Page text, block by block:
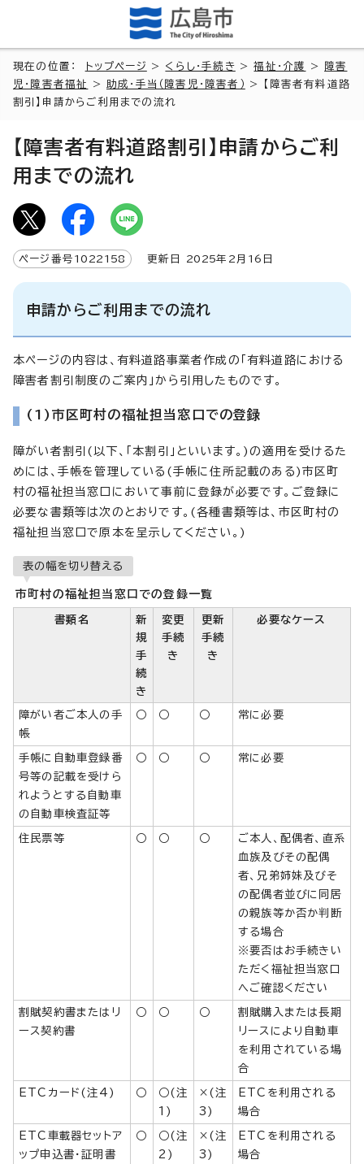
現在の位置： トップページ > くらし・手続き >福祉・介護 >
障害
児・障害者福祉
> 助成・手当（障害児・障害者）
> 【障害者有料道路
割引】申請からご利用までの流れ
【障害者有料道路割引】申請からご利
用までの流れ
ページ番号 1022158 更新日 2025年2月 16 日
申請からご利用までの流れ
本ページの内容は、有料道路事業者作成の「有料道路における
障害者割引制度のご案内」から引用したものです。
(1)市区町村の福祉担当窓口での登録
障がい者割引(以下、「本割引」といいます。)の適用を受けるた
めには、手帳を管理している(手帳に住所記載のある)市区町
村の福祉担当窓口において事前に登録が必要です。ご登録に
必要な書類等は次のとおりです。(各種書類等は、市区町村の
福祉担当窓口で原本を呈示してください。)
表の幅を切り替える
市町村の福祉担当窓口での登録一覧
書類名
新
規
手
続
き
変更
手続
き
更新
手続
き
必要なケース
障がい者ご本人の手
帳
○ ○ ○ 常に必要
手帳に自動車登録番
号等の記載を受けら
れようとする自動車
の自動車検査証等
○ ○ ○ 常に必要
住民票等 ○ ○ ○
ご本人、配偶者、直系
血族及びその配偶
者、兄弟姉妹及びそ
の配偶者並びに同居
の親族等か否か判断
する場合
※要否はお手続きい
ただく福祉担当窓口
へご確認ください
割賦契約書またはリ
ース契約書
○ ○ ○
割賦購入または長期
リースにより自動車
を利用されている場
合
ETCカード(注4) ○
○(注
1)
×(注
3)
ETCを利用される
場合
ETC車載器セットア
ップ申込書・証明書
○
○(注
2)
×(注
3)
ETCを利用される
場合